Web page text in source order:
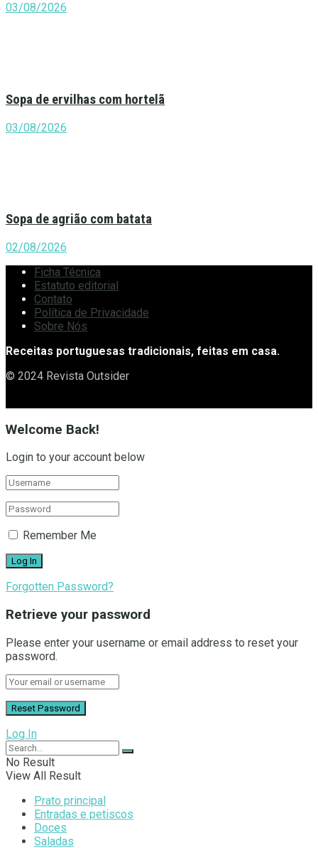
03/08/2026
Sopa de ervilhas com hortelã
03/08/2026
Sopa de agrião com batata
02/08/2026
Ficha Técnica
Estatuto editorial
Contato
Política de Privacidade
Sobre Nós
Receitas portuguesas tradicionais, feitas em casa.
© 2024 Revista Outsider
Welcome Back!
Login to your account below
Remember Me
Forgotten Password?
Retrieve your password
Please enter your username or email address to reset your
password.
Log In
No Result
View All Result
Prato principal
Entradas e petiscos
Doces
Saladas